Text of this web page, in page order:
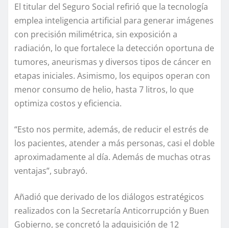
El titular del Seguro Social refirió que la tecnología
emplea inteligencia artificial para generar imágenes
con precisión milimétrica, sin exposición a
radiación, lo que fortalece la detección oportuna de
tumores, aneurismas y diversos tipos de cáncer en
etapas iniciales. Asimismo, los equipos operan con
menor consumo de helio, hasta 7 litros, lo que
optimiza costos y eficiencia.
“Esto nos permite, además, de reducir el estrés de
los pacientes, atender a más personas, casi el doble
aproximadamente al día. Además de muchas otras
ventajas”, subrayó.
Añadió que derivado de los diálogos estratégicos
realizados con la Secretaría Anticorrupción y Buen
Gobierno, se concretó la adquisición de 12